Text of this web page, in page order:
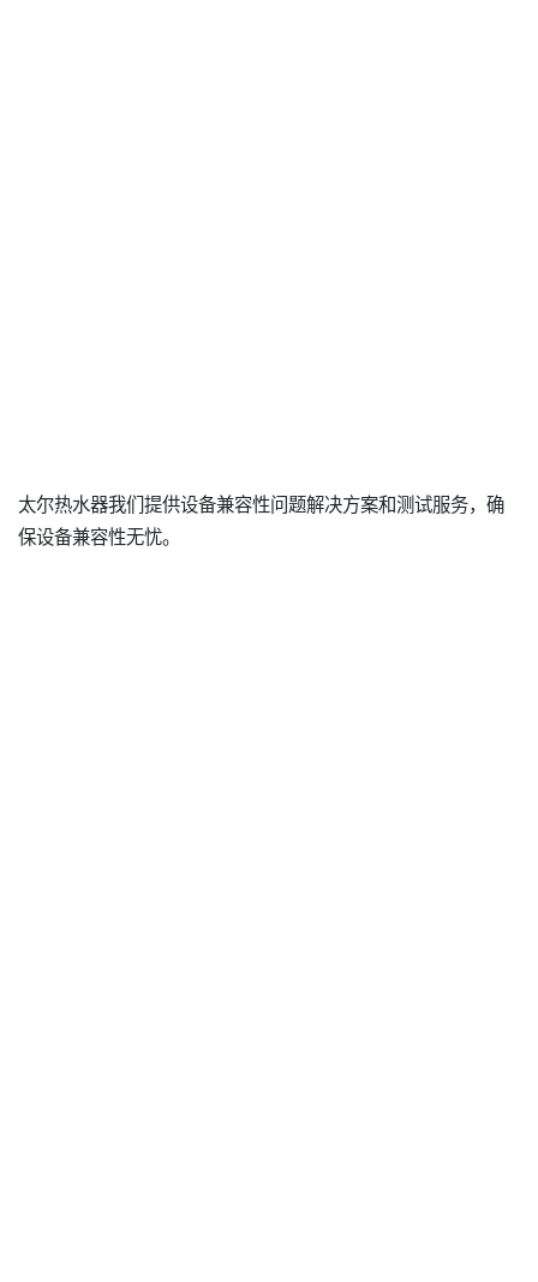
太尔热水器我们提供设备兼容性问题解决方案和测试服务，确
保设备兼容性无忧。